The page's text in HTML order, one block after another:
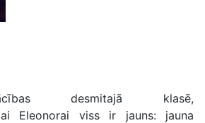
desmitajā klasē,
Eleonorai viss ir jauns: jauna